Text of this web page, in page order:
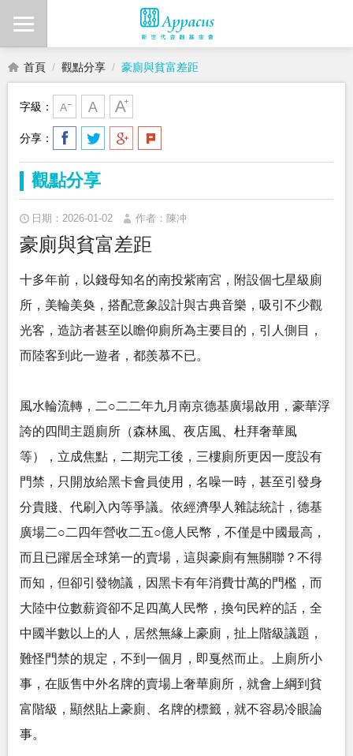
首頁 觀點分享 豪廁與貧富差距
字級：
分享：
觀點分享
日期：2026-01-02 作者：陳冲
豪廁與貧富差距
十多年前，以錢母知名的南投紫南宮，附設個七星級廁
所，美輪美奐，搭配意象設計與古典音樂，吸引不少觀
光客，造訪者甚至以瞻仰廁所為主要目的，引人側目，
而陸客到此一遊者，都羨慕不已。
風水輪流轉，二○二二年九月南京德基廣場啟用，豪華浮
誇的四間主題廁所（森林風、夜店風、杜拜奢華風
等），立成焦點，二期完工後，三樓廁所更因一度設有
門禁，只開放給黑卡會員使用，名噪一時，甚至引發身
分貴賤、代刷入內等爭議。依經濟學人雜誌統計，德基
廣場二○二四年營收二五○億人民幣，不僅是中國最高，
而且已躍居全球第一的賣場，這與豪廁有無關聯？不得
而知，但卻引發物議，因黑卡有年消費廿萬的門檻，而
大陸中位數薪資卻不足四萬人民幣，換句民粹的話，全
中國半數以上的人，居然無緣上豪廁，扯上階級議題，
難怪門禁的規定，不到一個月，即戛然而止。上廁所小
事，在販售中外名牌的賣場上奢華廁所，就會上綱到貧
富階級，顯然貼上豪廁、名牌的標籤，就不容易冷眼論
事。